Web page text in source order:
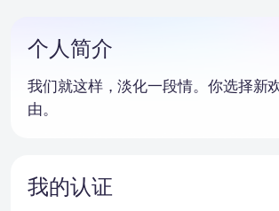
个人简介
我们就这样，淡化一段情。你选择新
由。
我的认证